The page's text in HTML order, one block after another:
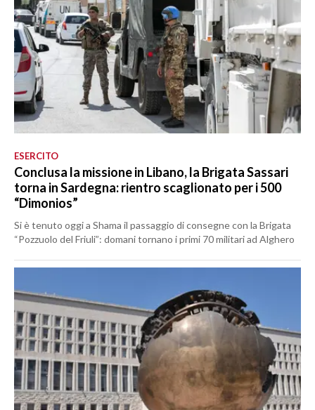
ESERCITO
Conclusa la missione in Libano, la Brigata Sassari
torna in Sardegna: rientro scaglionato per i 500
“Dimonios”
Si è tenuto oggi a Shama il passaggio di consegne con la Brigata
“Pozzuolo del Friuli”: domani tornano i primi 70 militari ad Alghero